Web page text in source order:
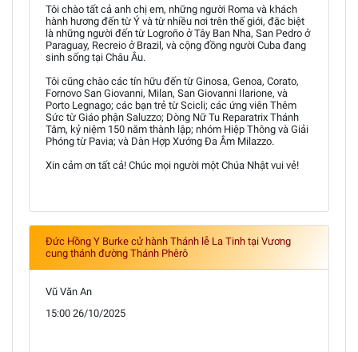
Tôi chào tất cả anh chị em, những người Roma và khách
hành hương đến từ Ý và từ nhiều nơi trên thế giới, đặc biệt
là những người đến từ Logroño ở Tây Ban Nha, San Pedro ở
Paraguay, Recreio ở Brazil, và cộng đồng người Cuba đang
sinh sống tại Châu Âu.
Tôi cũng chào các tín hữu đến từ Ginosa, Genoa, Corato,
Fornovo San Giovanni, Milan, San Giovanni Ilarione, và
Porto Legnago; các bạn trẻ từ Scicli; các ứng viên Thêm
Sức từ Giáo phận Saluzzo; Dòng Nữ Tu Reparatrix Thánh
Tâm, kỷ niệm 150 năm thành lập; nhóm Hiệp Thông và Giải
Phóng từ Pavia; và Dàn Hợp Xướng Đa Âm Milazzo.
Xin cảm ơn tất cả! Chúc mọi người một Chúa Nhật vui vẻ!
Đức Hồng Y Burke cử hành Thánh lễ La Tinh tại Vương
cung thánh đường Thánh Phêrô
Vũ Văn An
15:00 26/10/2025